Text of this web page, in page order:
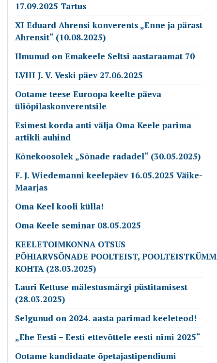
17.09.2025 Tartus
XI Eduard Ahrensi konverents „Enne ja pärast
Ahrensit“ (10.08.2025)
Ilmunud on Emakeele Seltsi aastaraamat 70
LVIII J. V. Veski päev 27.06.2025
Ootame teese Euroopa keelte päeva
üliõpilaskonverentsile
Esimest korda anti välja Oma Keele parima
artikli auhind
Kõnekoosolek „Sõnade radadel“ (30.05.2025)
F. J. Wiedemanni keelepäev 16.05.2025 Väike-
Maarjas
Oma Keel kooli külla!
Oma Keele seminar 08.05.2025
KEELETOIMKONNA OTSUS
PÕHIARVSÕNADE POOLTEIST,
KOHTA (28.03.2025)
Lauri Kettuse mälestusmärgi püstitamisest
(28.03.2025)
Selgunud on 2024. aasta parimad keeleteod!
„Ehe Eesti – Eesti ettevõttele eesti nimi 2025“
Ootame kandidaate õpetajastipendiumi